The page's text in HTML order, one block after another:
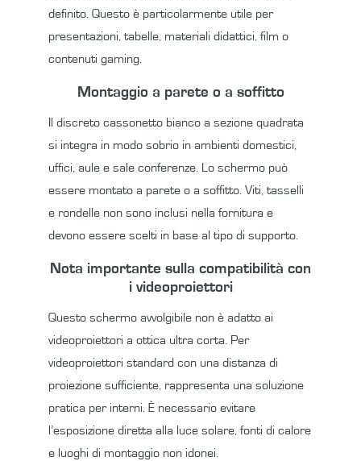
definito. Questo è particolarmente utile per
presentazioni, tabelle, materiali didattici, film o
contenuti gaming.
Montaggio a parete o a soffitto
Il discreto cassonetto bianco a sezione quadrata
si integra in modo sobrio in ambienti domestici,
uffici, aule e sale conferenze. Lo schermo può
essere montato a parete o a soffitto. Viti, tasselli
e rondelle non sono inclusi nella fornitura e
devono essere scelti in base al tipo di supporto.
Nota importante sulla compatibilità con
i videoproiettori
Questo schermo avvolgibile non è adatto ai
videoproiettori a ottica ultra corta. Per
videoproiettori standard con una distanza di
proiezione sufficiente, rappresenta una soluzione
pratica per interni. È necessario evitare
l’esposizione diretta alla luce solare, fonti di calore
e luoghi di montaggio non idonei.